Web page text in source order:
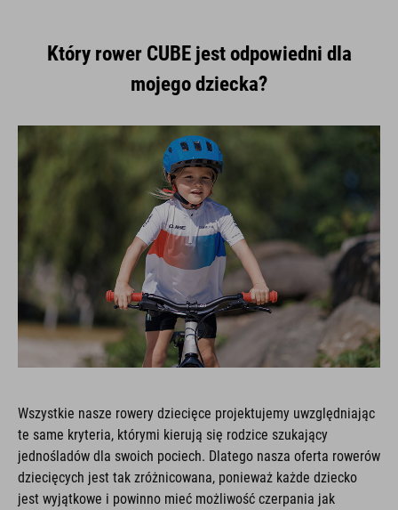
Który rower CUBE jest odpowiedni dla
mojego dziecka?
Wszystkie nasze rowery dziecięce projektujemy uwzględniając
te same kryteria, którymi kierują się rodzice szukający
jednośladów dla swoich pociech. Dlatego nasza oferta rowerów
dziecięcych jest tak zróżnicowana, ponieważ każde dziecko
jest wyjątkowe i powinno mieć możliwość czerpania jak